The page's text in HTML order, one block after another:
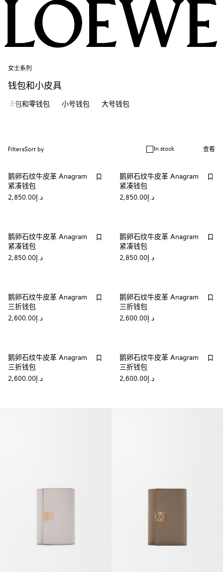
女士系列
钱包和小皮具
卡包和零钱包​ 小号钱包 大号钱包
FiltersSort by In stock 查看
鹅卵石纹牛皮革 Anagram
紧凑钱包
د.إ2,850.00
鹅卵石纹牛皮革 Anagram
紧凑钱包
د.إ2,850.00
鹅卵石纹牛皮革 Anagram
紧凑钱包
د.إ2,850.00
鹅卵石纹牛皮革 Anagram
紧凑钱包
د.إ2,850.00
鹅卵石纹牛皮革 Anagram
三折钱包
د.إ2,600.00
鹅卵石纹牛皮革 Anagram
三折钱包
د.إ2,600.00
鹅卵石纹牛皮革 Anagram
三折钱包
د.إ2,600.00
鹅卵石纹牛皮革 Anagram
三折钱包
د.إ2,600.00